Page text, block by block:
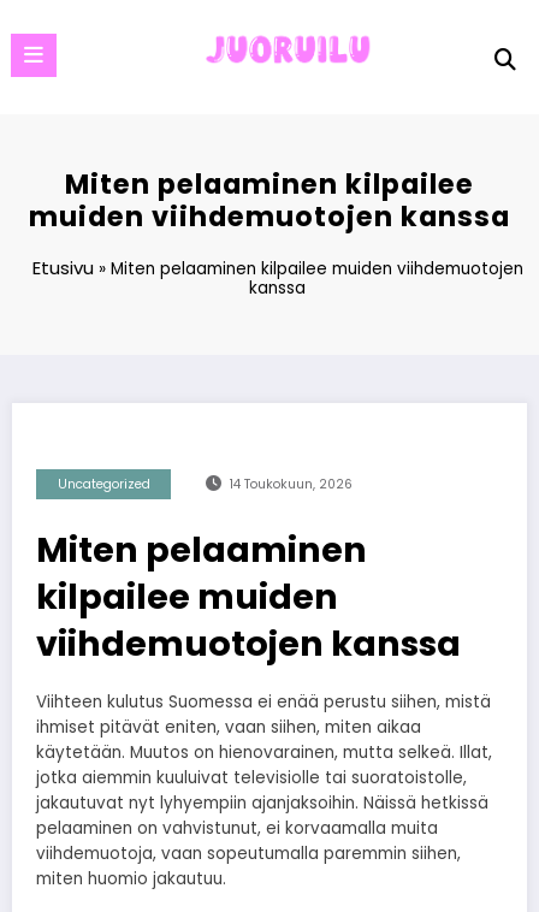
to
content
Miten pelaaminen kilpailee
muiden viihdemuotojen kanssa
Etusivu» Miten pelaaminen kilpailee muiden viihdemuotojen
kanssa
Uncategorized 14 Toukokuun, 2026
Miten pelaaminen
kilpailee muiden
viihdemuotojen kanssa
Viihteen kulutus Suomessa ei enää perustu siihen, mistä
ihmiset pitävät eniten, vaan siihen, miten aikaa
käytetään. Muutos on hienovarainen, mutta selkeä. Illat,
jotka aiemmin kuuluivat televisiolle tai suoratoistolle,
jakautuvat nyt lyhyempiin ajanjaksoihin. Näissä hetkissä
pelaaminen on vahvistunut, ei korvaamalla muita
viihdemuotoja, vaan sopeutumalla paremmin siihen,
miten huomio jakautuu.